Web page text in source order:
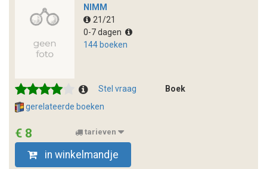
NIMM
21/21
0-7 dagen
144 boeken
Stel vraag
Boek
gerelateerde boeken
€ 8 tarieven
in winkelmandje